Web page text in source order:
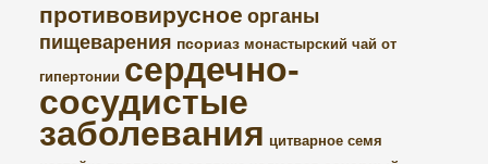
противовирусное органы
пищеварения псориаз монастырский чай от
гипертонии сердечно-
сосудистые
заболевания цитварное семя